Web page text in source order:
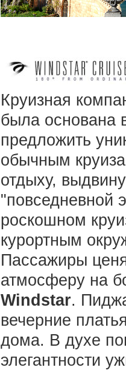
Круизная
была основана
предложить
обычным
отдыху,
"повседневной
роскошном
курортным
Пассажиры
атмосферу на
Windstar.
вечерние
дома. В духе
элегантности